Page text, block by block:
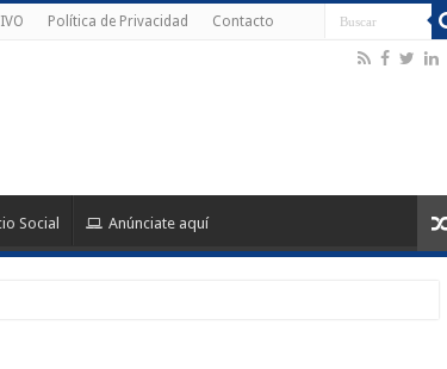
Política de Privacidad Contacto
Social Anúnciate aquí